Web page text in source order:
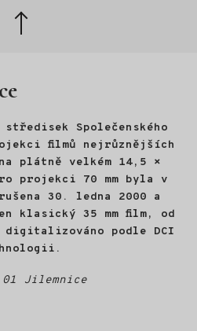
Zpět
nahoru
Společenského
filmů nejrůznějších
plátně velkém 14,5 ×
projekci 70 mm byla v
30. ledna 2000 a
klasický 35 mm film, od
digitalizováno podle DCI
01 Jilemnice